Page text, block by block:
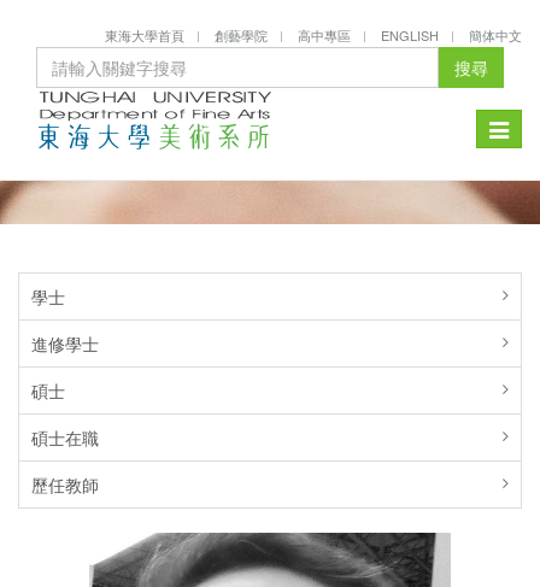
東海大學首頁 創藝學院 高中專區 ENGLISH 簡体中文
搜尋
Toggle
學士
進修學士
碩士
碩士在職
歷任教師